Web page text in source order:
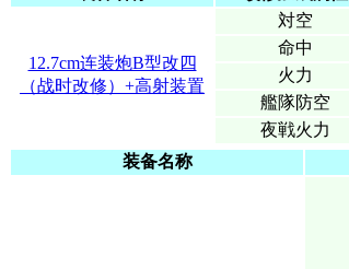
12.7cm连装炮B型改四
（战时改修）+高射装置
対空
命中
火力
艦隊防空
夜戦火力
装备名称